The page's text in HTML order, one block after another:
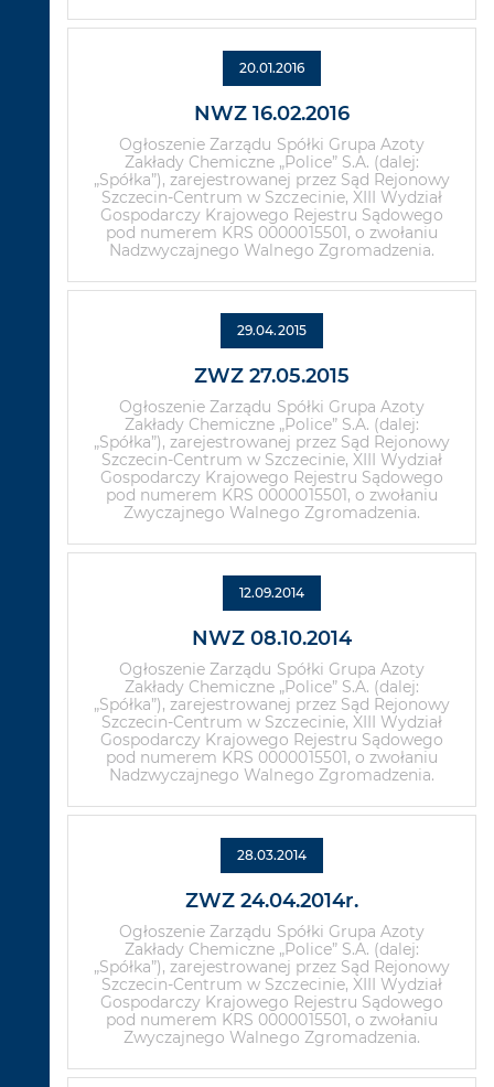
20.01.2016
NWZ 16.02.2016
Ogłoszenie Zarządu Spółki Grupa Azoty
Zakłady Chemiczne „Police” S.A. (dalej:
„Spółka”), zarejestrowanej przez Sąd Rejonowy
Szczecin-Centrum w Szczecinie, XIII Wydział
Gospodarczy Krajowego Rejestru Sądowego
pod numerem KRS 0000015501, o zwołaniu
Nadzwyczajnego Walnego Zgromadzenia.
29.04.2015
ZWZ 27.05.2015
Ogłoszenie Zarządu Spółki Grupa Azoty
Zakłady Chemiczne „Police” S.A. (dalej:
„Spółka”), zarejestrowanej przez Sąd Rejonowy
Szczecin-Centrum w Szczecinie, XIII Wydział
Gospodarczy Krajowego Rejestru Sądowego
pod numerem KRS 0000015501, o zwołaniu
Zwyczajnego Walnego Zgromadzenia.
12.09.2014
NWZ 08.10.2014
Ogłoszenie Zarządu Spółki Grupa Azoty
Zakłady Chemiczne „Police” S.A. (dalej:
„Spółka”), zarejestrowanej przez Sąd Rejonowy
Szczecin-Centrum w Szczecinie, XIII Wydział
Gospodarczy Krajowego Rejestru Sądowego
pod numerem KRS 0000015501, o zwołaniu
Nadzwyczajnego Walnego Zgromadzenia.
28.03.2014
ZWZ 24.04.2014r.
Ogłoszenie Zarządu Spółki Grupa Azoty
Zakłady Chemiczne „Police” S.A. (dalej:
„Spółka”), zarejestrowanej przez Sąd Rejonowy
Szczecin-Centrum w Szczecinie, XIII Wydział
Gospodarczy Krajowego Rejestru Sądowego
pod numerem KRS 0000015501, o zwołaniu
Zwyczajnego Walnego Zgromadzenia.